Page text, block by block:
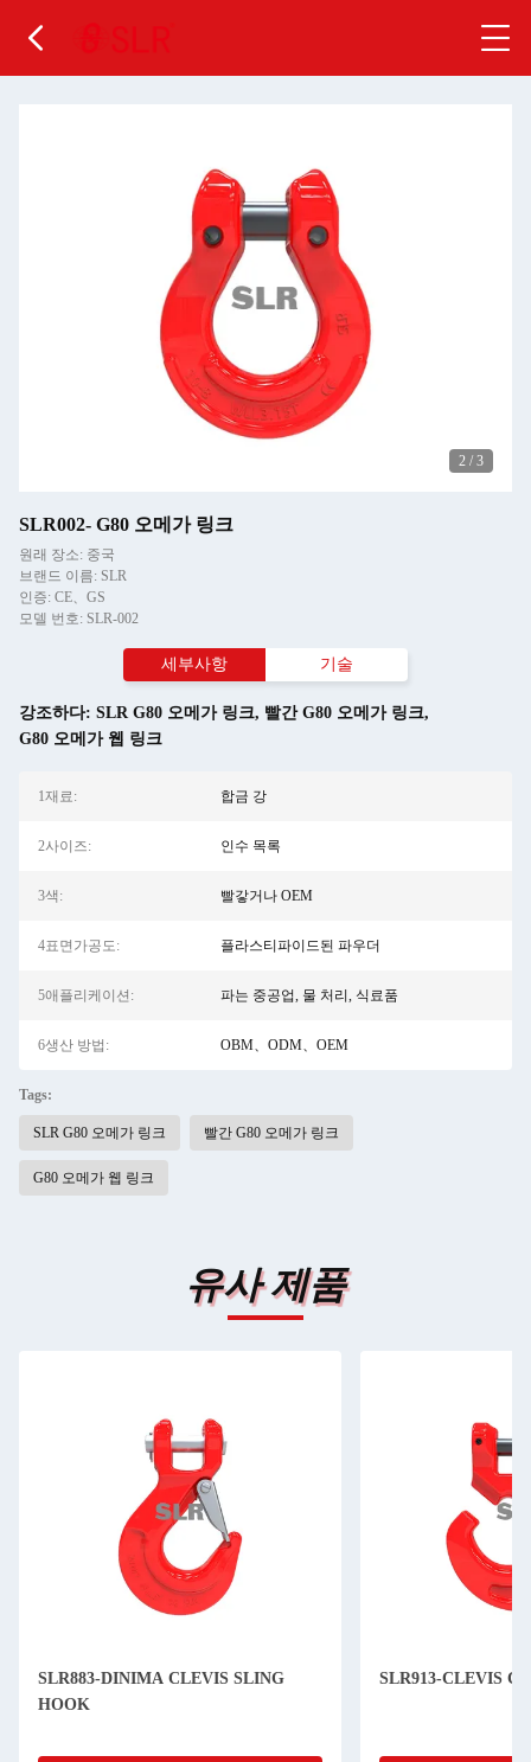
2 / 3
SLR002- G80 오메가 링크
원래 장소: 중국
브랜드 이름: SLR
인증: CE、GS
모델 번호: SLR-002
세부사항 기술
강조하다: SLR G80 오메가 링크, 빨간 G80 오메가 링크,
G80 오메가 웹 링크
1재료: 합금 강
2사이즈: 인수 목록
3색: 빨갛거나 OEM
4표면가공도: 플라스티파이드된 파우더
5애플리케이션: 파는 중공업, 물 처리, 식료품
6생산 방법: OBM、ODM、OEM
Tags:
SLR G80 오메가 링크 빨간 G80 오메가 링크
G80 오메가 웹 링크
유사 제품
SLR883-DINIMA CLEVIS SLING
HOOK
SLR913-CLEVIS C